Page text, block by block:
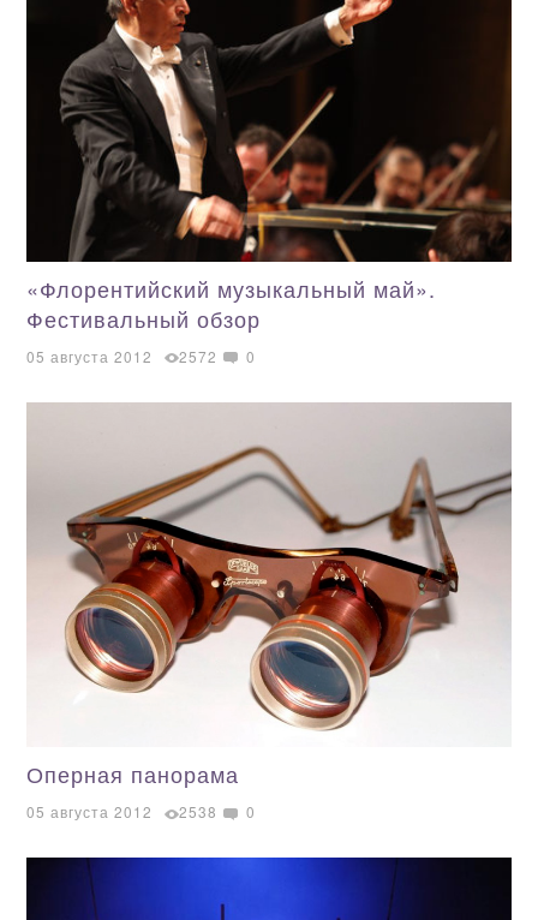
«Флорентийский музыкальный май».
Фестивальный обзор
05 августа 2012 2572 0
Оперная панорама
05 августа 2012 2538 0